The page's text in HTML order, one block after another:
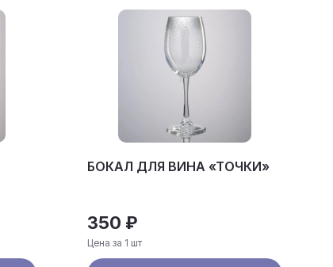
БОКАЛ ДЛЯ ВИНА «ТОЧКИ»
350 ₽
Цена за 1 шт